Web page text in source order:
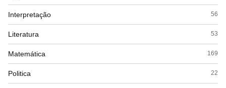
Interpretação 56
Literatura 53
Matemática 169
Politica 22